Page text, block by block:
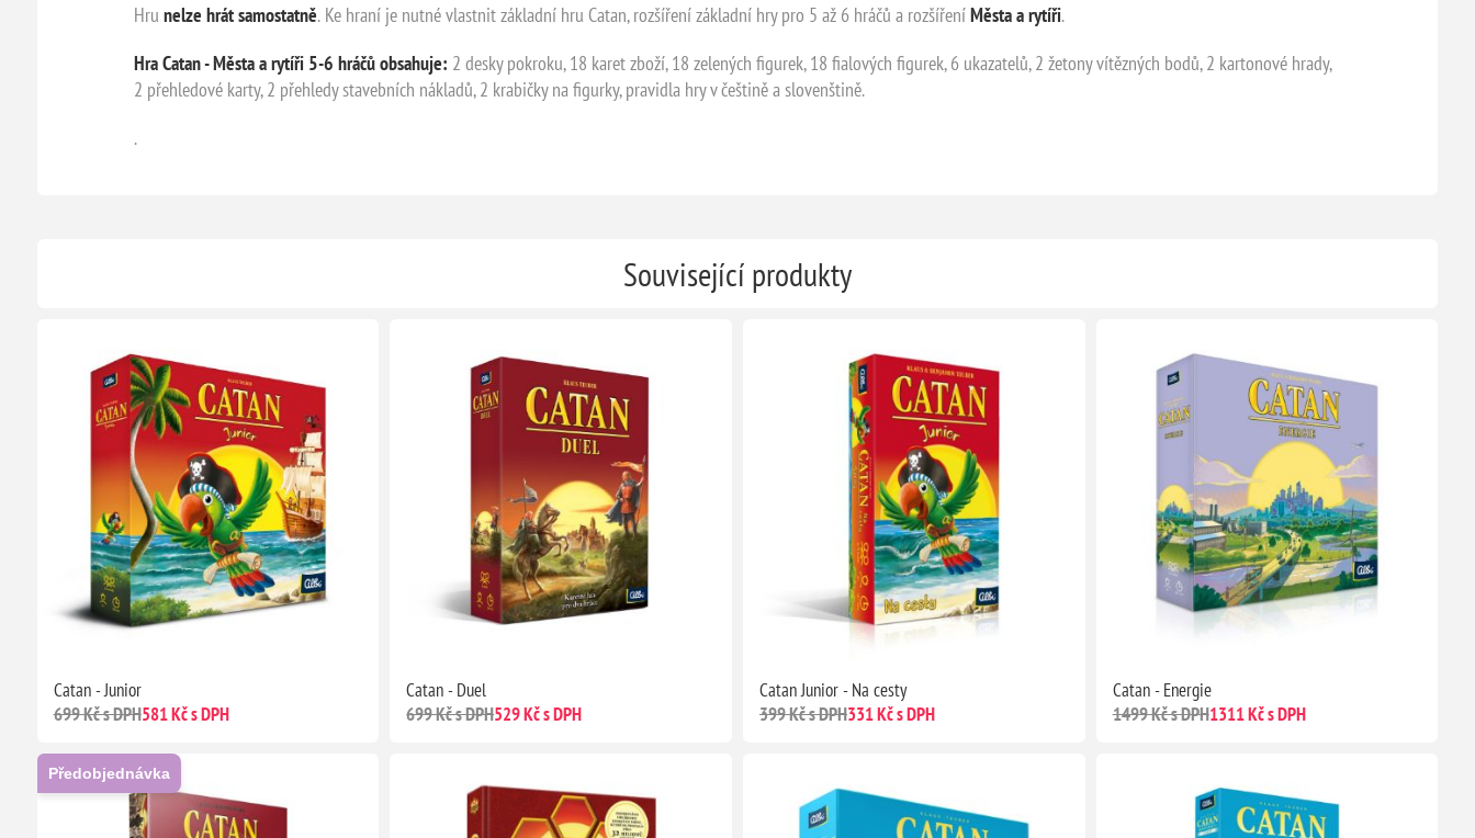
Hru nelze hrát samostatně. Ke hraní je nutné vlastnit základní hru Catan, rozšíření základní hry pro 5 až 6 hráčů a rozšířeníMěsta a rytíři.
Hra Catan - Města a rytíři 5-6 hráčů obsahuje: 2 desky pokroku, 18 karet zboží, 18 zelených figurek, 18 fialových figurek, 6 ukazatelů, 2 žetony vítězných bodů, 2 kartonové hrady,
2 přehledové karty, 2 přehledy stavebních nákladů, 2 krabičky na figurky, pravidla hry v češtině a slovenštině.
.
Související produkty
Catan - Junior
699 Kč s DPH581 Kč s DPH
Catan - Duel
699 Kč s DPH529 Kč s DPH
Catan Junior - Na cesty
399 Kč s DPH331 Kč s DPH
Catan - Energie
1499 Kč s DPH1311 Kč s DPH
Předobjednávka